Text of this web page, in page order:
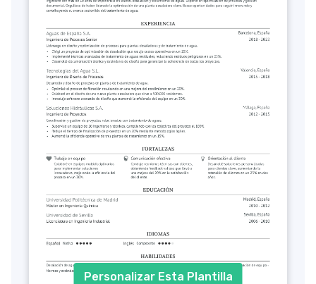
Personalizar Esta Plantilla